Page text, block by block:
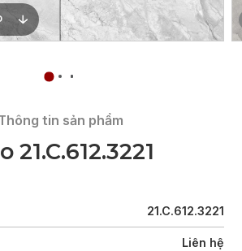
tin sản phẩm
21.C.612.3221
21.C.612.3221
Liên hệ